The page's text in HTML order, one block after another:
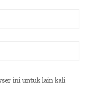
ini untuk lain kali